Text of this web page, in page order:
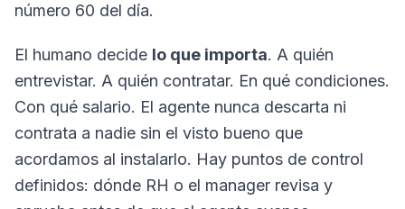
número 60 del día.
El humano decide lo que importa. A quién
entrevistar. A quién contratar. En qué condiciones.
Con qué salario. El agente nunca descarta ni
contrata a nadie sin el visto bueno que
acordamos al instalarlo. Hay puntos de control
definidos: dónde RH o el manager revisa y